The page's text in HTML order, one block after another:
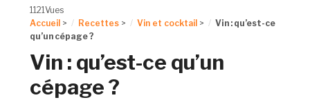
1121Vues
Accueil > Recettes > Vin et cocktail >
Vin : qu’est-ce
qu’un cépage ?
Vin : qu’est-ce qu’un
cépage ?